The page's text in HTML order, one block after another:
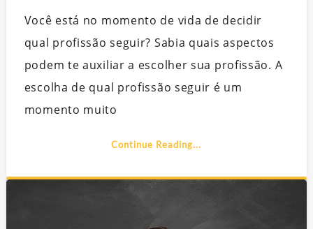
Você está no momento de vida de decidir
qual profissão seguir? Sabia quais aspectos
podem te auxiliar a escolher sua profissão. A
escolha de qual profissão seguir é um
momento muito
Continue Reading...